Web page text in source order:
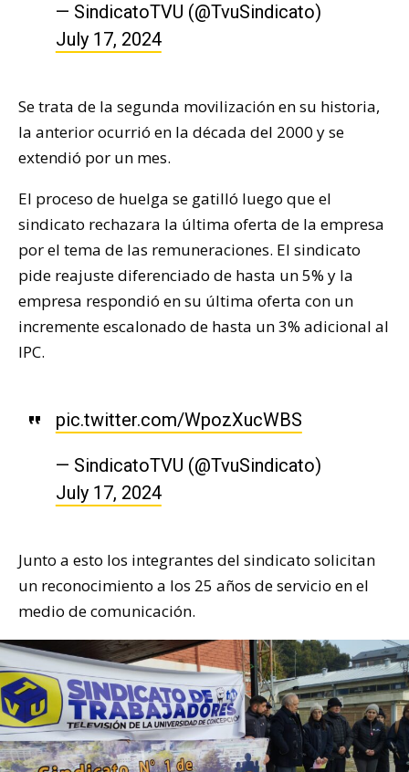
— SindicatoTVU (@TvuSindicato)
July 17, 2024
Se trata de la segunda movilización en su historia,
la anterior ocurrió en la década del 2000 y se
extendió por un mes.
El proceso de huelga se gatilló luego que el
sindicato rechazara la última oferta de la empresa
por el tema de las remuneraciones. El sindicato
pide reajuste diferenciado de hasta un 5% y la
empresa respondió en su última oferta con un
incremente escalonado de hasta un 3% adicional al
IPC.
pic.twitter.com/WpozXucWBS
— SindicatoTVU (@TvuSindicato)
July 17, 2024
Junto a esto los integrantes del sindicato solicitan
un reconocimiento a los 25 años de servicio en el
medio de comunicación.